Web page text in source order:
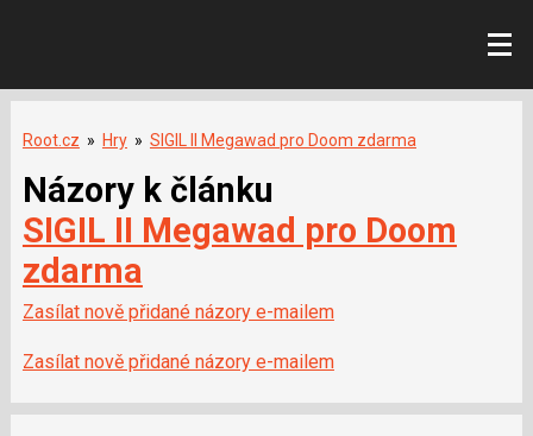
Root.cz » Hry » SIGIL II Megawad pro Doom zdarma
Názory k článku
SIGIL II Megawad pro Doom
zdarma
Zasílat nově přidané názory e-mailem
Zasílat nově přidané názory e-mailem